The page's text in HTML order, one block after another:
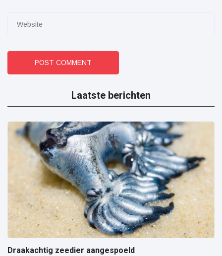
POST COMMENT
Laatste berichten
Draakachtig zeedier aangespoeld